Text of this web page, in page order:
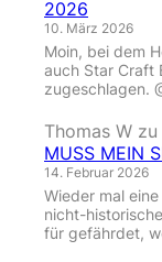
2026
10. März 2026
Moin, bei dem
auch Star Craft
zugeschlagen.
Thomas W zu
MUSS MEIN
14. Februar 2026
Wieder mal
nicht-
für gefährdet,